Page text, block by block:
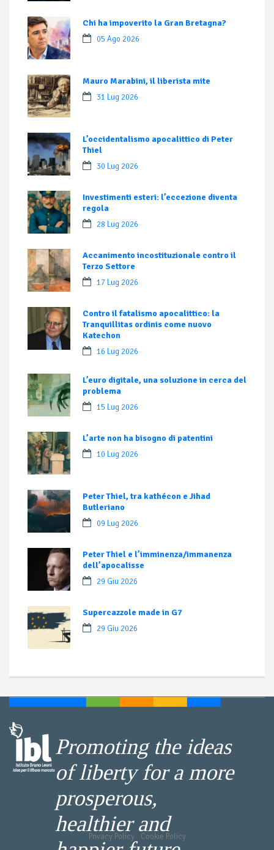
Chi ha impoverito la Gran Bretagna?
05 Ago 2026
Mauro Marabini, il liberista mite
31 Lug 2026
L’occidentalismo apocalittico di Peter
Thiel
30 Lug 2026
Investimenti esteri: l’eccezione diventa
regola
28 Lug 2026
Accanimento incostituzionale contro il
Terzo Settore
17 Lug 2026
Contro il fatalismo apocalittico: la
Tranquillitas ordinis come nuovo
Katechon
16 Lug 2026
L’euro digitale, una soluzione in cerca del
problema
15 Lug 2026
L’arte non ha bisogno di patentini
10 Lug 2026
Peter Thiel, tra kathécon e Jihad
Butleriano
09 Lug 2026
Peter Thiel e l’imminenza/immanenza
dell’apocalisse
29 Giu 2026
Supercazzole made in G7
29 Giu 2026
Promoting the ideas
of liberty for a more
prosperous,
healthier and
Privacy Policy- Cookie Policy